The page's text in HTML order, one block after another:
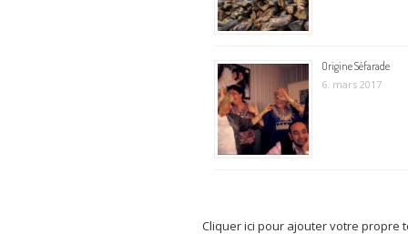
Origine Séfarade
6. mars 2017
Cliquer ici pour ajouter votre propre